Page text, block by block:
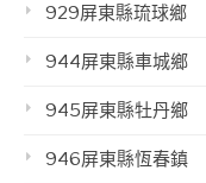
929屏東縣琉球鄉
944屏東縣車城鄉
945屏東縣牡丹鄉
946屏東縣恆春鎮